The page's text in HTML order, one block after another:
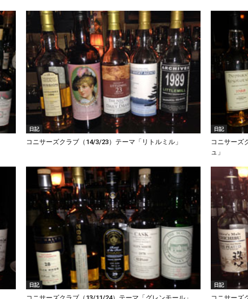
日記
コニサーズクラブ（14/3/23）テーマ「リトルミル」
日記
コニサーズ
ュ」
日記 日記